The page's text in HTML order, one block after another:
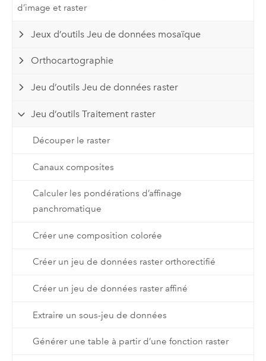
d’image et raster
Jeux d’outils Jeu de données mosaïque
Orthocartographie
Jeu d’outils Jeu de données raster
Jeu d’outils Traitement raster
Découper le raster
Canaux composites
Calculer les pondérations d’affinage
panchromatique
Créer une composition colorée
Créer un jeu de données raster orthorectifié
Créer un jeu de données raster affiné
Extraire un sous-jeu de données
Générer une table à partir d’une fonction raster